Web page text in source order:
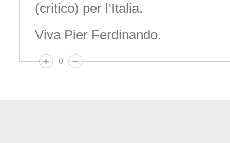
(critico) per l’Italia.
Viva Pier Ferdinando.
0